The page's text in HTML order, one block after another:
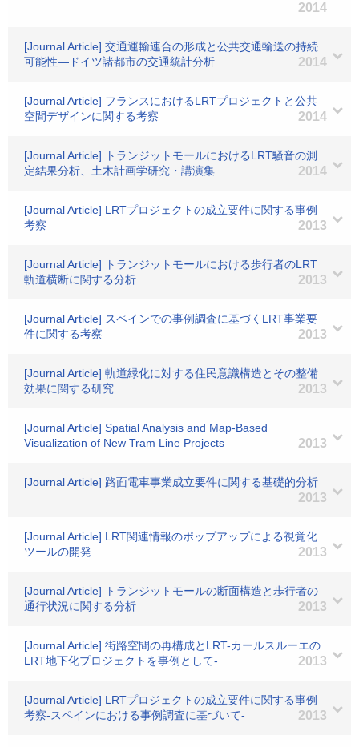
2014
[Journal Article] 交通運輸連合の形成と公共交通輸送の持続
可能性―ドイツ諸都市の交通統計分析
2014
[Journal Article] フランスにおけるLRTプロジェクトと公共
空間デザインに関する考察
2014
[Journal Article] トランジットモールにおけるLRT騒音の測
定結果分析、土木計画学研究・講演集
2014
[Journal Article] LRTプロジェクトの成立要件に関する事例
考察
2013
[Journal Article] トランジットモールにおける歩行者のLRT
軌道横断に関する分析
2013
[Journal Article] スペインでの事例調査に基づくLRT事業要
件に関する考察
2013
[Journal Article] 軌道緑化に対する住民意識構造とその整備
効果に関する研究
2013
[Journal Article] Spatial Analysis and Map-Based
Visualization of New Tram Line Projects
2013
[Journal Article] 路面電車事業成立要件に関する基礎的分析
2013
[Journal Article] LRT関連情報のポップアップによる視覚化
ツールの開発
2013
[Journal Article] トランジットモールの断面構造と歩行者の
通行状況に関する分析
2013
[Journal Article] 街路空間の再構成とLRT-カールスルーエの
LRT地下化プロジェクトを事例として-
2013
[Journal Article] LRTプロジェクトの成立要件に関する事例
考察-スペインにおける事例調査に基づいて-
2013